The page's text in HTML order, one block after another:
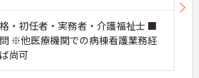
・初任者・実務者・介護福祉士 ■
※他医療機関での病棟看護業務経
尚可